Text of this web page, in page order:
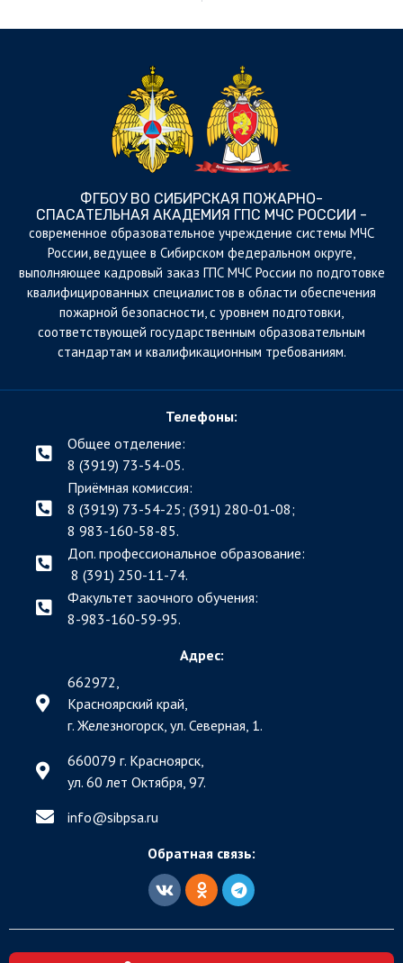
ФГБОУ ВО СИБИРСКАЯ ПОЖАРНО-
СПАСАТЕЛЬНАЯ АКАДЕМИЯ ГПС МЧС РОССИИ -
cовременное образовательное учреждение системы МЧС
России, ведущее в Сибирском федеральном округе,
выполняющее кадровый заказ ГПС МЧС России по подготовке
квалифицированных специалистов в области обеспечения
пожарной безопасности, с уровнем подготовки,
соответствующей государственным образовательным
стандартам и квалификационным требованиям.
Телефоны:
Общее отделение:
8 (3919) 73-54-05.
Приёмная комиссия:
8 (3919) 73-54-25; (391) 280-01-08;
8 983-160-58-85.
Доп. профессиональное образование:
8 (391) 250-11-74.
Факультет заочного обучения:
8-983-160-59-95.
Адрес:
662972,
Красноярский край,
г. Железногорск, ул. Северная, 1.
660079 г. Красноярск,
ул. 60 лет Октября, 97.
info@sibpsa.ru
Обратная связь: